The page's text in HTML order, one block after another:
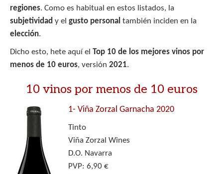
regiones. Como es habitual en estos listados, la
subjetividad y el gusto personal también inciden en la
elección.
Dicho esto, hete aquí el Top 10 de los mejores vinos por
menos de 10 euros, versión 2021.
10 vinos por menos de 10 euros
1- Viña Zorzal Garnacha 2020
Tinto
Viña Zorzal Wines
D.O. Navarra
PVP: 6,90 €